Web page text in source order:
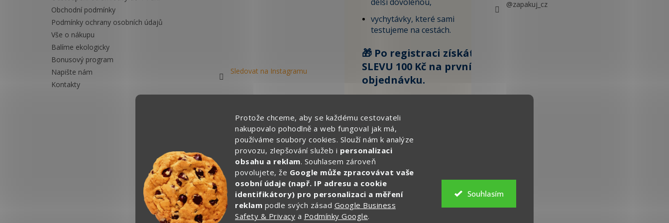
Protože chceme, aby se každému cestovateli
nakupovalo pohodlně a web fungoval jak má,
používáme soubory cookies. Slouží nám k analýze
provozu, zlepšování služeb i personalizaci
obsahu a reklam. Souhlasem zároveň
povolujete, že Google může zpracovávat vaše
osobní údaje (např. IP adresu a cookie
identifikátory) pro personalizaci a měření
reklam podle svých zásad Google Business
Safety & Privacy a Podmínky Google.
Souhlasím
Obchodní podmínky
Podmínky ochrany osobních údajů
Vše o nákupu
Balíme ekologicky
Bonusový program
Napište nám
Kontakty
Sledovat na Instagramu
vychytávky, které sami
testujeme na cestách.
🎁 Po registraci získáte
SLEVU 100 Kč na první
objednávku.
CHCI ZÍSKAT SLEVU 100 KČ »
@zapakuj_cz